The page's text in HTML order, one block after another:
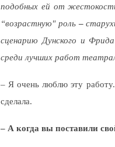
подобных ей от
“возрастную" роль –
сценарию Дунского и
среди лучших работ
– Я очень люблю эту
сделала.
– А когда вы поставили